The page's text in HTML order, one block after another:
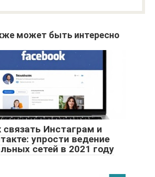
может быть интересно
связать Инстаграм и
упрости ведение
сетей в 2021 году